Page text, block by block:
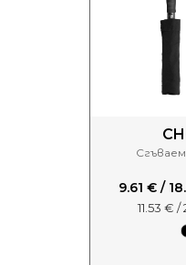
9.61 € /
11.53 €